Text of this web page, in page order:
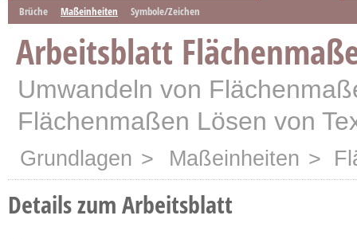
Brüche Maßeinheiten Symbole/Zeichen
Arbeitsblatt
Umwandeln von
Flächenmaßen Lösen von
Grundlagen > Maßeinheiten >
Details zum Arbeitsblatt